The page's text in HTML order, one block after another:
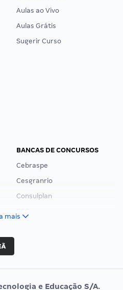
Aulas ao Vivo
Aulas Grátis
Sugerir Curso
BANCAS DE CONCURSOS
Cebraspe
Cesgranrio
Consulplan
Vunesp
mais
e Educação S/A.